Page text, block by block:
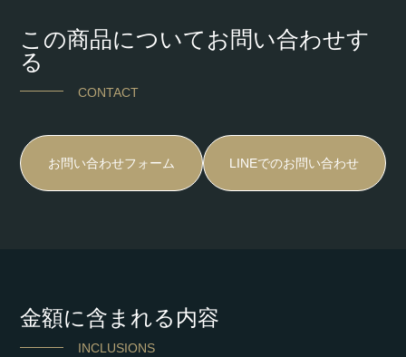
この商品についてお問い合わせす
る
CONTACT
お問い合わせフォーム LINEでのお問い合わせ
金額に含まれる内容
INCLUSIONS